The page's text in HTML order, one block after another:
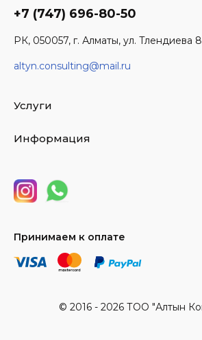
+7 (747) 696-80-50
РК, 050057, г. Алматы, ул. Тлендиева
altyn.consulting@mail.ru
Услуги
Информация
Принимаем к оплате
© 2016 - 2026 ТОО "Алтын